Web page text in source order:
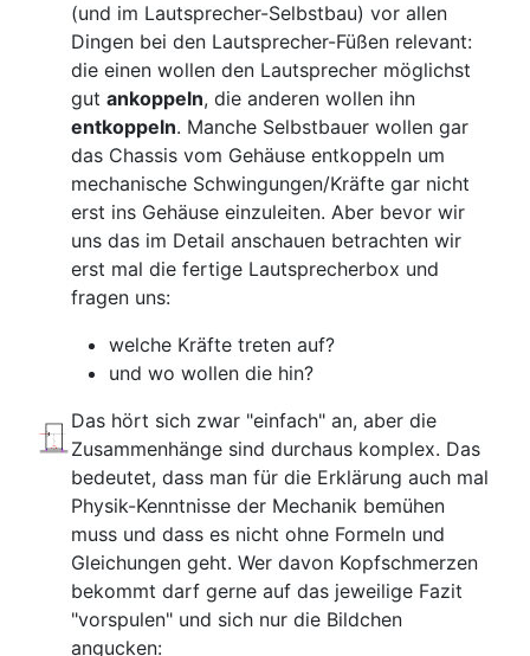
(und im Lautsprecher-Selbstbau) vor allen
Dingen bei den Lautsprecher-Füßen relevant:
die einen wollen den Lautsprecher möglichst
gut ankoppeln, die anderen wollen ihn
entkoppeln. Manche Selbstbauer wollen gar
das Chassis vom Gehäuse entkoppeln um
mechanische Schwingungen/Kräfte gar nicht
erst ins Gehäuse einzuleiten. Aber bevor wir
uns das im Detail anschauen betrachten wir
erst mal die fertige Lautsprecherbox und
fragen uns:
welche Kräfte treten auf?
und wo wollen die hin?
Das hört sich zwar "einfach" an, aber die
Zusammenhänge sind durchaus komplex. Das
bedeutet, dass man für die Erklärung auch mal
Physik-Kenntnisse der Mechanik bemühen
muss und dass es nicht ohne Formeln und
Gleichungen geht. Wer davon Kopfschmerzen
bekommt darf gerne auf das jeweilige Fazit
"vorspulen" und sich nur die Bildchen
angucken: